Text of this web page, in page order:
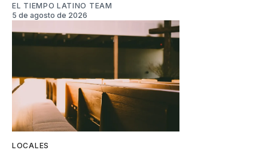
EL TIEMPO LATINO TEAM
5 de agosto de 2026
LOCALES